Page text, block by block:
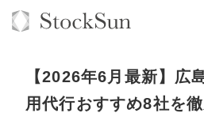
【2026年6月最新】広
用代行おすすめ8社を